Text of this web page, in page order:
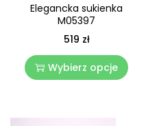
Elegancka sukienka
M05397
519 zł
Wybierz opcje